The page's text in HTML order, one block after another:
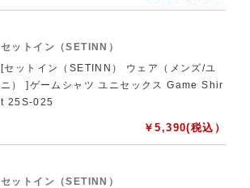
セットイン（SETINN）
[セットイン（SETINN） ウェア（メンズ/ユ
ニ） ]ゲームシャツ ユニセックス Game Shir
t 25S-025
￥5,390(税込）
セットイン（SETINN）